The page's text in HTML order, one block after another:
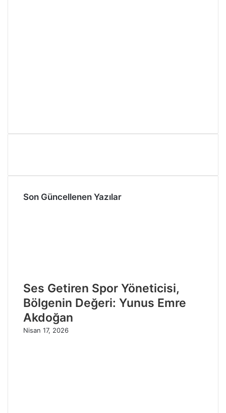
Son Güncellenen Yazılar
Ses Getiren Spor Yöneticisi,
Bölgenin Değeri: Yunus Emre
Akdoğan
Nisan 17, 2026